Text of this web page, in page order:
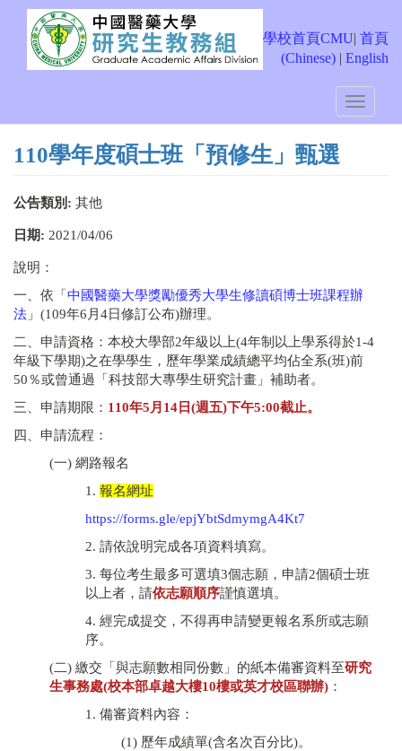
學校首頁CMU| 首頁
(Chinese) | English
Toggle
110學年度碩士班「預修生」甄選
公告類別: 其他
日期: 2021/04/06
說明：
一、依「 中國醫藥大學獎勵優秀大學生修讀碩博士班課程辦
法 」(109年6月4日修訂公布)辦理。
二、申請資格：本校大學部2年級以上(4年制以上學系得於1-4
年級下學期)之在學學生，歷年學業成績總平均佔全系(班)前
50％或曾通過「科技部大專學生研究計畫」補助者。
三、申請期限： 110年5月 14 日(週五)下午5:00截止。
四、申請流程：
(一) 網路報名
1. 報名網址
https://forms.gle/epjYbtSdmymgA4Kt7
2. 請依說明完成各項資料填寫。
3. 每位考生最多可選填3個志願，申請2個碩士班
以上者，請依志願順序謹慎選填。
4. 經完成提交，不得再申請變更報名系所或志願
序。
(二) 繳交「與志願數相同份數」的紙本備審資料至研究
生事務處(校本部卓越大樓10樓或英才校區聯辦) ：
1. 備審資料內容：
(1) 歷年成績單(含名次百分比)。